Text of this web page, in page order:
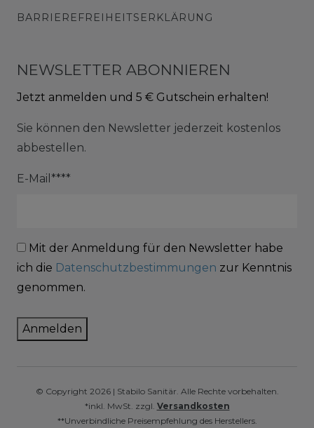
BARRIEREFREIHEITSERKLÄRUNG
NEWSLETTER ABONNIEREN
Jetzt anmelden und 5 € Gutschein erhalten!
Sie können den Newsletter jederzeit kostenlos
abbestellen.
E-Mail****
Mit der Anmeldung für den Newsletter habe
ich die Datenschutzbestimmungen zur Kenntnis
genommen.
Anmelden
© Copyright 2026 | Stabilo Sanitär. Alle Rechte vorbehalten.
*inkl. MwSt. zzgl. Versandkosten
**Unverbindliche Preisempfehlung des Herstellers.